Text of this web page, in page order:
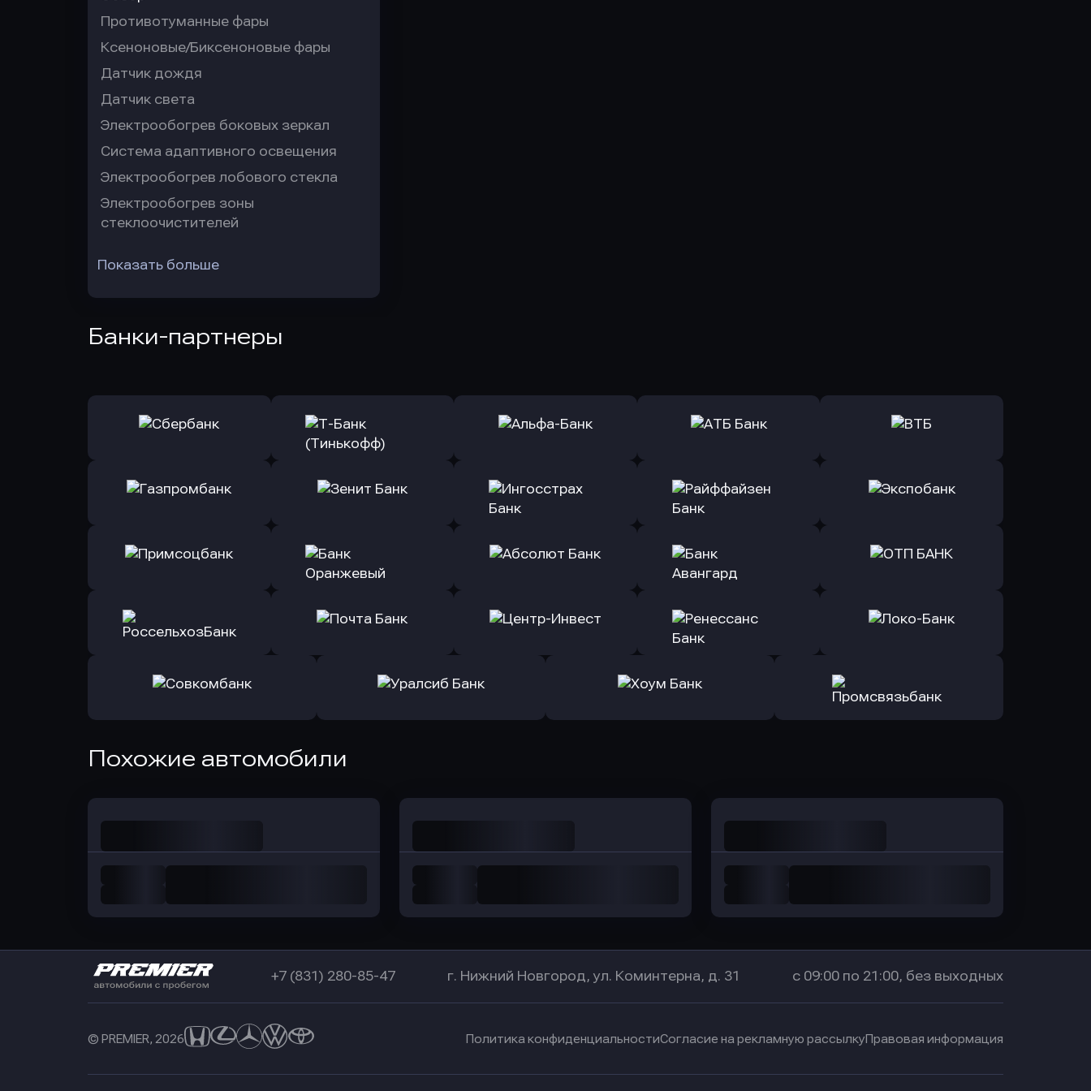
Противотуманные фары
Ксеноновые/Биксеноновые фары
Датчик дождя
Датчик света
Электрообогрев боковых зеркал
Система адаптивного освещения
Электрообогрев лобового стекла
Электрообогрев зоны
стеклоочистителей
Показать больше
Банки-партнеры
Оправить заявку
Оправить заявку
Оправить заявку
в Альфа-Банк
Оправить заявку
в АТБ Банк
Оправить заявку
Оправить заявку
Оправить заявку
в Зенит Банк
Оправить заявку
Оправить заявку
в Райффайзен Банк
Оправить заявку
Оправить заявку
в Примсоцбанк
Оправить заявку
Оправить заявку
Оправить заявку
в Банк Авангард
Оправить заявку
Оправить заявку
Оправить заявку
Оправить заявку
в Локо-Банк
в Совкомбанк
Похожие автомобили
+7 (831) 280-85-47 г. Нижний Новгород, ул. Коминтерна, д. 31 с 09:00 по 21:00, без выходных
© PREMIER, 2026 Политика конфиденциальностиСогласие на рекламную рассылкуПравовая информация